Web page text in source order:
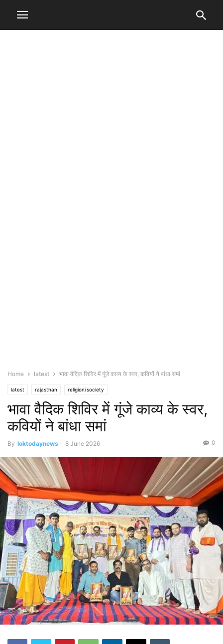
Home latest भावा वैदिक शिविर में गूंजे काव्य के स्वर, कवियों ने बांधा समां
latest rajasthan religion/society
भावा वैदिक शिविर में गूंजे काव्य के स्वर,
कवियों ने बांधा समां
By loktodaynews - 8 June 2026 0